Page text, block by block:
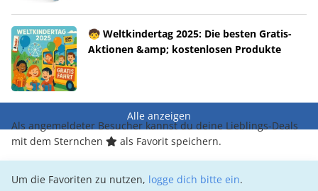
🧒 Weltkindertag 2025: Die besten Gratis-
Aktionen &amp; kostenlosen Produkte
Alle anzeigen
Als angemeldeter Besucher kannst du deine Lieblings-Deals
mit dem Sternchen
als Favorit speichern.
Um die Favoriten zu nutzen, logge dich bitte ein.